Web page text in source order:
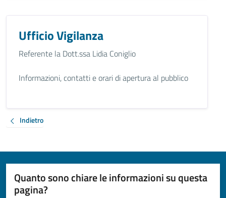
Ufficio Vigilanza
Referente la Dott.ssa Lidia Coniglio
Informazioni, contatti e orari di apertura al pubblico
Indietro
Quanto sono chiare le informazioni su questa
pagina?